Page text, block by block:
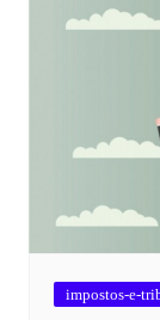
impostos-e-